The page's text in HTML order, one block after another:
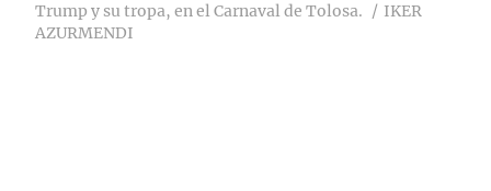
Trump y su tropa, en el Carnaval de Tolosa.
IKER
AZURMENDI